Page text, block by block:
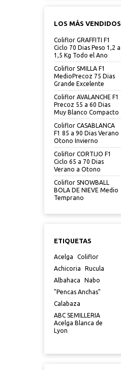
LOS MÁS VENDIDOS
Coliflor GRAFFITI F1
Ciclo 70 Dias Peso 1,2 a
1,5 Kg Todo el Ano
Coliflor SMILLA F1
MedioPrecoz 75 Dias
Grande Excelente
Coliflor AVALANCHE F1
Precoz 55 a 60 Dias
Muy Blanco Compacto
Coliflor CASABLANCA
F1 85 a 90 Dias Verano
Otono Invierno
Coliflor CORTIJO F1
Ciclo 65 a 70 Dias
Verano a Otono
Coliflor SNOWBALL
BOLA DE NIEVE Medio
Temprano
ETIQUETAS
Acelga
Coliflor
Achicoria
Rucula
Albahaca
Nabo
"Pencas Anchas"
Calabaza
ABC SEMILLERIA
Acelga Blanca de
Lyon